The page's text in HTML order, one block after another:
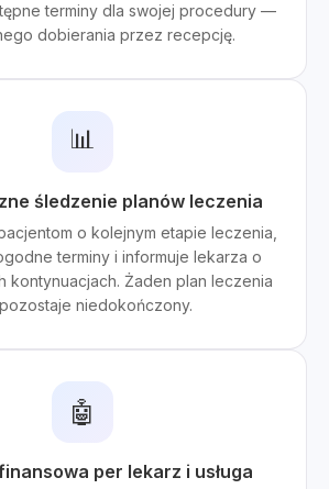
terminy dla swojej procedury —
dobierania przez recepcję.
📊
śledzenie planów leczenia
o kolejnym etapie leczenia,
terminy i informuje lekarza o
kontynuacjach. Żaden plan leczenia
niedokończony.
🤖
per lekarz i usługa